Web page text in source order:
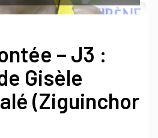
– J3 :
Gisèle
(Ziguinchor